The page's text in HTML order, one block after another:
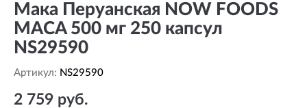
Мака Перуанская NOW FOODS
MACA 500 мг 250 капсул
NS29590
Артикул: NS29590
2 759 руб.